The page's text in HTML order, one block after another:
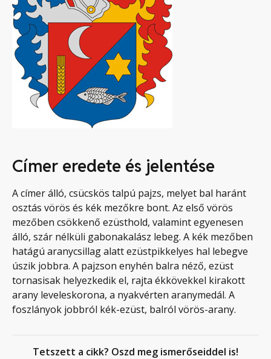
Címer eredete és jelentése
A címer álló, csücskös talpú pajzs, melyet bal haránt
osztás vörös és kék mezőkre bont. Az első vörös
mezőben csökkenő ezüsthold, valamint egyenesen
álló, szár nélküli gabonakalász lebeg. A kék mezőben
hatágú aranycsillag alatt ezüstpikkelyes hal lebegve
úszik jobbra. A pajzson enyhén balra néző, ezüst
tornasisak helyezkedik el, rajta ékkövekkel kirakott
arany leveleskorona, a nyakvérten aranymedál. A
foszlányok jobbról kék-ezüst, balról vörös-arany.
Tetszett a cikk? Oszd meg ismerőseiddel is!